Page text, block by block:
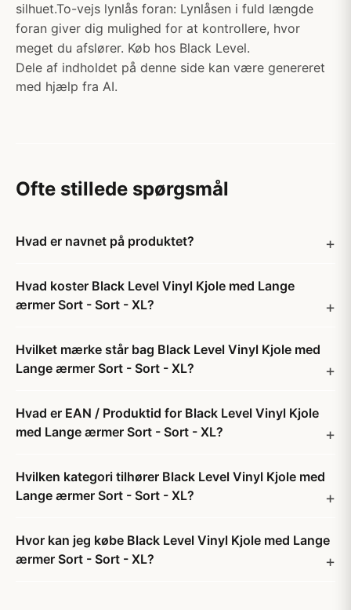
silhuet.To-vejs lynlås foran: Lynlåsen i fuld længde
foran giver dig mulighed for at kontrollere, hvor
meget du afslører. Køb hos Black Level.
Dele af indholdet på denne side kan være genereret
med hjælp fra AI.
Ofte stillede spørgsmål
Hvad er navnet på produktet?
Hvad koster Black Level Vinyl Kjole med Lange
ærmer Sort - Sort - XL?
Hvilket mærke står bag Black Level Vinyl Kjole med
Lange ærmer Sort - Sort - XL?
Hvad er EAN / Produktid for Black Level Vinyl Kjole
med Lange ærmer Sort - Sort - XL?
Hvilken kategori tilhører Black Level Vinyl Kjole med
Lange ærmer Sort - Sort - XL?
Hvor kan jeg købe Black Level Vinyl Kjole med Lange
ærmer Sort - Sort - XL?